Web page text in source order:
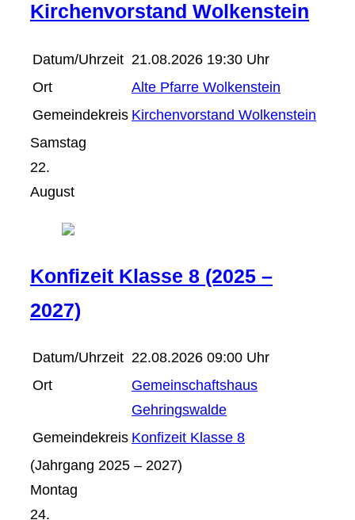
Kirchenvorstand Wolkenstein
Datum/Uhrzeit 21.08.2026 19:30 Uhr
Ort
Alte Pfarre Wolkenstein
Gemeindekreis Kirchenvorstand Wolkenstein
Samstag
22.
August
Konfizeit Klasse 8 (2025 –
2027)
Datum/Uhrzeit 22.08.2026 09:00 Uhr
Ort
Gemeinschaftshaus
Gehringswalde
Gemeindekreis Konfizeit Klasse 8
(Jahrgang 2025 – 2027)
Montag
24.